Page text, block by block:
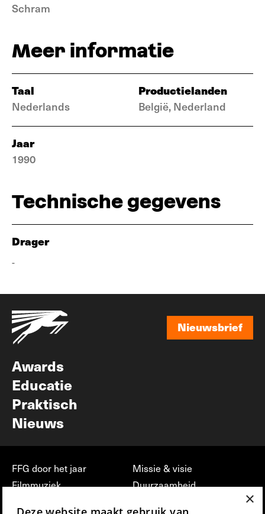
Schram
Meer informatie
Taal
Nederlands
Productielanden
België, Nederland
Jaar
1990
Technische gegevens
Drager
-
Nieuwsbrief
Awards
Educatie
Praktisch
Nieuws
FFG door het jaar
Filmmuziek
Missie & visie
Duurzaamheid
×